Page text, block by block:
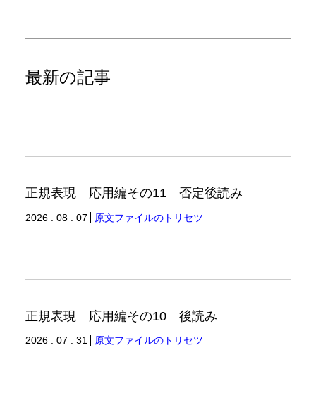
最新の記事
正規表現 応用編その11 否定後読み
2026 . 08 . 07 原文ファイルのトリセツ
正規表現 応用編その10 後読み
2026 . 07 . 31 原文ファイルのトリセツ